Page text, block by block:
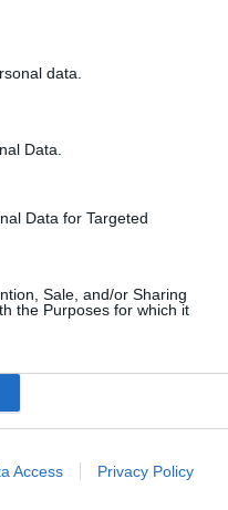
data.
Data.
Data for Targeted
Sale, and/or Sharing
the Purposes for which it
Access Privacy Policy
a Deutsche Telekom is)
topicot nyitotta qw12qw
áraznak, akkor mégis!
Válasz erre